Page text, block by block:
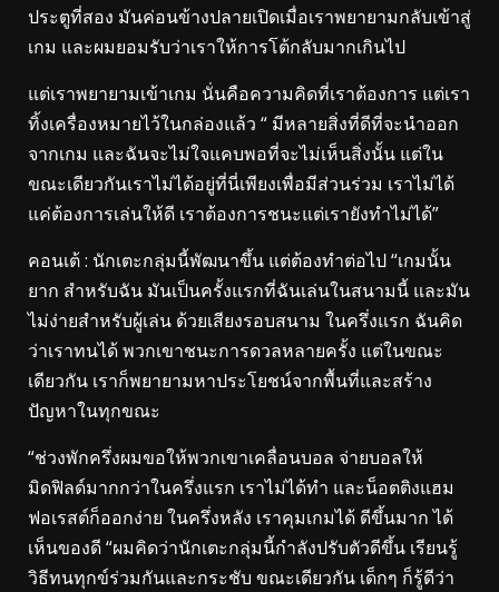
ประตูที่สอง มันค่อนข้างปลายเปิดเมื่อเราพยายามกลับเข้าสู่
เกม และผมยอมรับว่าเราให้การโต้กลับมากเกินไป
แต่เราพยายามเข้าเกม นั่นคือความคิดที่เราต้องการ แต่เรา
ทิ้งเครื่องหมายไว้ในกล่องแล้ว “ มีหลายสิ่งที่ดีที่จะนำออก
จากเกม และฉันจะไม่ใจแคบพอที่จะไม่เห็นสิ่งนั้น แต่ใน
ขณะเดียวกันเราไม่ได้อยู่ที่นี่เพียงเพื่อมีส่วนร่วม เราไม่ได้
แค่ต้องการเล่นให้ดี เราต้องการชนะแต่เรายังทำไม่ได้”
คอนเต้ : นักเตะกลุ่มนี้พัฒนาขึ้น แต่ต้องทำต่อไป “เกมนั้น
ยาก สำหรับฉัน มันเป็นครั้งแรกที่ฉันเล่นในสนามนี้ และมัน
ไม่ง่ายสำหรับผู้เล่น ด้วยเสียงรอบสนาม ในครึ่งแรก ฉันคิด
ว่าเราทนได้ พวกเขาชนะการดวลหลายครั้ง แต่ในขณะ
เดียวกัน เราก็พยายามหาประโยชน์จากพื้นที่และสร้าง
ปัญหาในทุกขณะ
“ช่วงพักครึ่งผมขอให้พวกเขาเคลื่อนบอล จ่ายบอลให้
มิดฟิลด์มากกว่าในครึ่งแรก เราไม่ได้ทำ และน็อตติงแฮม
ฟอเรสต์ก็ออกง่าย ในครึ่งหลัง เราคุมเกมได้ ดีขึ้นมาก ได้
เห็นของดี “ผมคิดว่านักเตะกลุ่มนี้กำลังปรับตัวดีขึ้น เรียนรู้
วิธีทนทุกข์ร่วมกันและกระชับ ขณะเดียวกัน เด็กๆ ก็รู้ดีว่า